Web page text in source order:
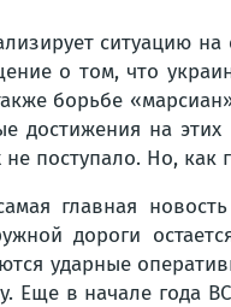
ситуацию
о том, что
борьбе
достижения на
не поступало. Но, как
главная
дороги
ударные
Еще в начале года